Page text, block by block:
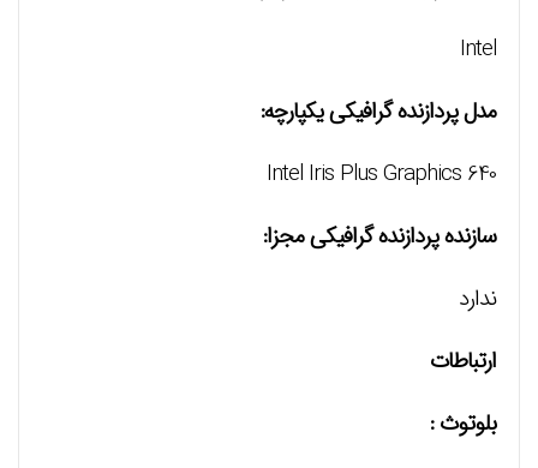
Intel
مدل پردازنده گرافیکی یکپارچه:
Intel Iris Plus Graphics 640
سازنده پردازنده گرافیکی مجزا:
ندارد
ارتباطات
بلوتوث :